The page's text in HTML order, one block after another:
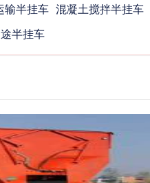
输半挂车 混凝土搅拌半挂车
半挂车